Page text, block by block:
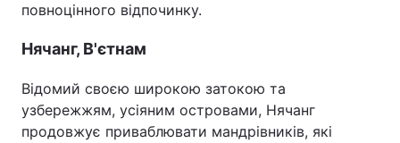
повноцінного відпочинку.
Нячанг, В'єтнам
Відомий своєю широкою затокою та
узбережжям, усіяним островами, Нячанг
продовжує приваблювати мандрівників, які